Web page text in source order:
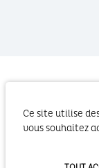
Ce site utilise
vous souhaitez